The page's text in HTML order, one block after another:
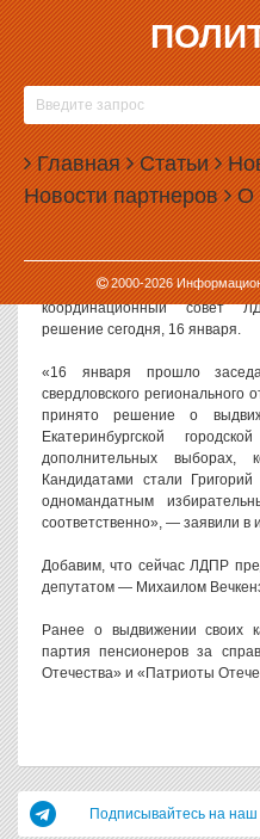
Главная Статьи
Новости партнеров О
2000-2026
16.01.2017, 14:27
ЛДПР ВЫДВИНУЛА
ЕКАТЕРИНБУРГА
Первой парламентской
на довыборах в гордуму
выдвинула своих
пройдет голосование.
Как сообщает
координационный совет
решение сегодня, 16 января.
«16 января прошло
свердловского
принято решение о
Екатеринбургской
дополнительных выборах,
Кандидатами стали
одномандатным
соответственно», — заявили в
Добавим, что сейчас ЛДПР
депутатом — Михаилом
Ранее о выдвижении своих
партия пенсионеров за
Отечества» и «Патриоты
Подписывайтесь на наш